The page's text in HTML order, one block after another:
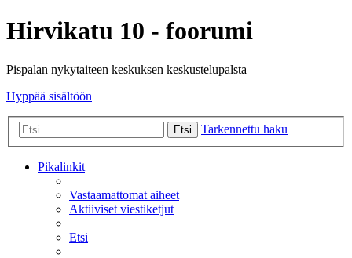
Hirvikatu 10 - foorumi
Pispalan nykytaiteen keskuksen keskustelupalsta
Hyppää sisältöön
Etsi Tarkennettu haku
Pikalinkit
Vastaamattomat aiheet
Aktiiviset viestiketjut
Etsi